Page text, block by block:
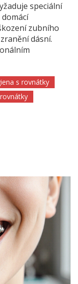
speciální
zubního
dásní.
s rovnátky